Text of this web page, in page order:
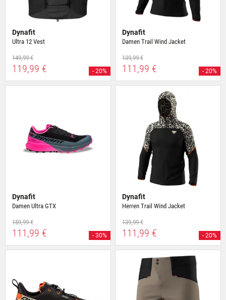
Dynafit
Ultra 12 Vest
149,99 €
119,99 € - 20%
Dynafit
Damen Trail Wind Jacket
139,99 €
111,99 € - 20%
Dynafit
Damen Ultra GTX
159,99 €
111,99 € - 30%
Dynafit
Herren Trail Wind Jacket
139,99 €
111,99 € - 20%